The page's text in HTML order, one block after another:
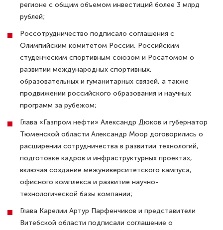
регионе с общим объемом инвестиций более 3 млрд
рублей;
Россотрудничество подписало соглашения с
Олимпийским комитетом России, Российским
студенческим спортивным союзом и Росатомом о
развитии международных спортивных,
образовательных и гуманитарных связей, а также
продвижении российского образования и научных
программ за рубежом;
Глава «Газпром нефти» Александр Дюков и губернатор
Тюменской области Александр Моор договорились о
расширении сотрудничества в развитии технологий,
подготовке кадров и инфраструктурных проектах,
включая создание межуниверситетского кампуса,
офисного комплекса и развитие научно-
технологической базы компании;
Глава Карелии Артур Парфенчиков и представители
Витебской области подписали соглашение о